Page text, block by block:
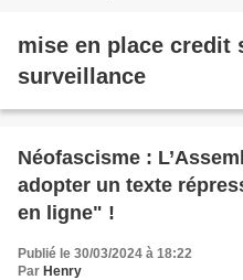
mise en place credit
surveillance
Néofascisme :
adopter un texte
en ligne" !
Publié le 30/03/2024 à 18:22
Par Henry